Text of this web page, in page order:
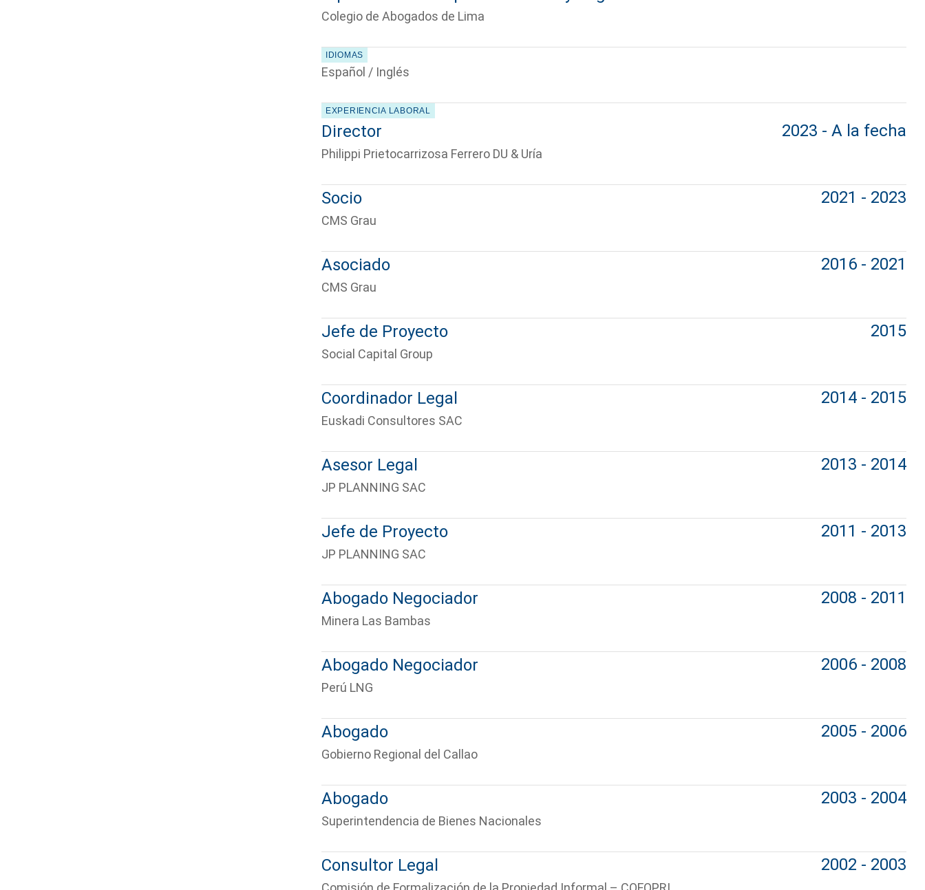
Cuéntanos, ¿Cómo
te podemos ayudar?
Colegio de Abogados de Lima
IDIOMAS
Español / Inglés
EXPERIENCIA LABORAL
Director
Philippi Prietocarrizosa Ferrero DU & Uría
2023 - A la fecha
Socio
CMS Grau
2021 - 2023
Asociado
CMS Grau
2016 - 2021
Jefe de Proyecto
Social Capital Group
2015
Coordinador Legal
Euskadi Consultores SAC
2014 - 2015
Asesor Legal
JP PLANNING SAC
2013 - 2014
Jefe de Proyecto
JP PLANNING SAC
2011 - 2013
Abogado Negociador
Minera Las Bambas
2008 - 2011
Abogado Negociador
Perú LNG
2006 - 2008
Abogado
Gobierno Regional del Callao
2005 - 2006
Abogado
Superintendencia de Bienes Nacionales
2003 - 2004
Consultor Legal 2002 - 2003